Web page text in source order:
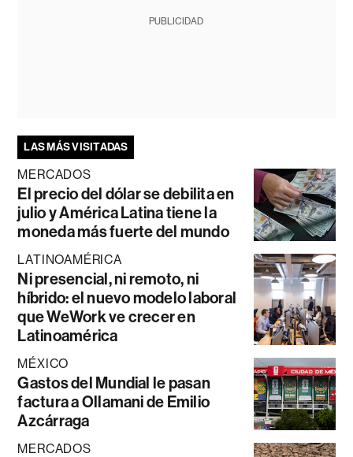
PUBLICIDAD
LAS MÁS VISITADAS
MERCADOS
El precio del dólar se debilita en
julio y América Latina tiene la
moneda más fuerte del mundo
LATINOAMÉRICA
Ni presencial, ni remoto, ni
híbrido: el nuevo modelo laboral
que WeWork ve crecer en
Latinoamérica
MÉXICO
Gastos del Mundial le pasan
factura a Ollamani de Emilio
Azcárraga
MERCADOS